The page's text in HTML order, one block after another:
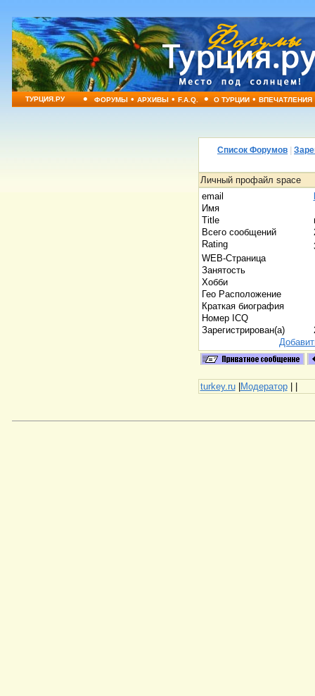
ТУРЦИЯ.РУ • ФОРУМЫ•АРХИВЫ•F.A.Q. • О ТУРЦИИ•ВПЕЧАТЛЕНИЯ
Список Форумов
Личный профайл space
email
Имя
Title
Всего сообщений
Rating
WEB-Страница
Занятость
Хобби
Гео Расположение
Краткая биография
Номер ICQ
Зарегистрирован(а)
turkey.ru|Модератор| |